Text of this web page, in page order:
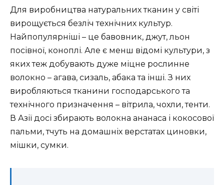
Для виробництва натуральних тканин у світі
вирощується безліч технічних культур.
Найпопулярніші – це бавовник, джут, льон
посівної, коноплі. Але є менш відомі культури, з
яких теж добувають дуже міцне рослинне
волокно – агава, сизаль, абака та інші. З них
виробляються тканини господарського та
технічного призначення – вітрила, чохли, тенти.
В Азії досі збирають волокна ананаса і кокосової
пальми, тчуть на домашніх верстатах циновки,
мішки, сумки.